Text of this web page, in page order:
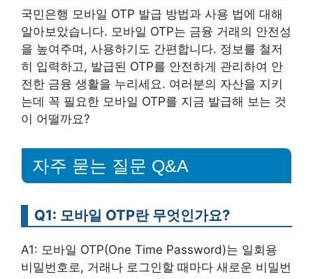
국민은행 모바일 OTP 발급 방법과 사용 법에 대해
알아보았습니다. 모바일 OTP는 금융 거래의 안전성
을 높여주며, 사용하기도 간편합니다. 정보를 철저
히 입력하고, 발급된 OTP를 안전하게 관리하여 안
전한 금융 생활을 누리세요. 여러분의 자산을 지키
는데 꼭 필요한 모바일 OTP를 지금 발급해 보는 것
이 어떨까요?
자주 묻는 질문 Q&A
Q1: 모바일 OTP란 무엇인가요?
A1: 모바일 OTP(One Time Password)는 일회용
비밀번호로, 거래나 로그인할 때마다 새로운 비밀번